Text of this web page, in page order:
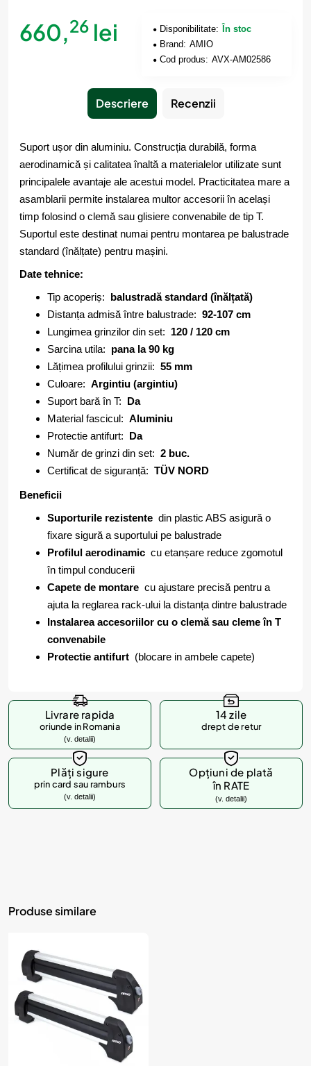
660,26 lei Disponibilitate:
În stoc
Brand: AMIO
Cod produs: AVX-AM02586
Descriere Recenzii
Suport ușor din aluminiu. Construcția durabilă, forma
aerodinamică și calitatea înaltă a materialelor utilizate sunt
principalele avantaje ale acestui model. Practicitatea mare a
asamblarii permite instalarea multor accesorii în același
timp folosind o clemă sau glisiere convenabile de tip T.
Suportul este destinat numai pentru montarea pe balustrade
standard (înălțate) pentru mașini.
Date tehnice:
Tip acoperiș: balustradă standard (înălțată)
Distanța admisă între balustrade: 92-107 cm
Lungimea grinzilor din set: 120 / 120 cm
Sarcina utila: pana la 90 kg
Lățimea profilului grinzii: 55 mm
Culoare: Argintiu (argintiu)
Suport bară în T: Da
Material fascicul: Aluminiu
Protectie antifurt: Da
Număr de grinzi din set: 2 buc.
Certificat de siguranță: TÜV NORD
Beneficii
Suporturile rezistente din plastic ABS asigură o
fixare sigură a suportului pe balustrade
Profilul aerodinamic cu etanșare reduce zgomotul
în timpul conducerii
Capete de montare cu ajustare precisă pentru a
ajuta la reglarea rack-ului la distanța dintre balustrade
Instalarea accesoriilor cu o clemă sau cleme în T
convenabile
Protectie antifurt (blocare in ambele capete)
Livrare rapida
oriunde in Romania
(v. detalii)
14 zile
drept de retur
Plăți sigure
prin card sau ramburs
(v. detalii)
Opțiuni de plată
în RATE
(v. detalii)
Produse similare